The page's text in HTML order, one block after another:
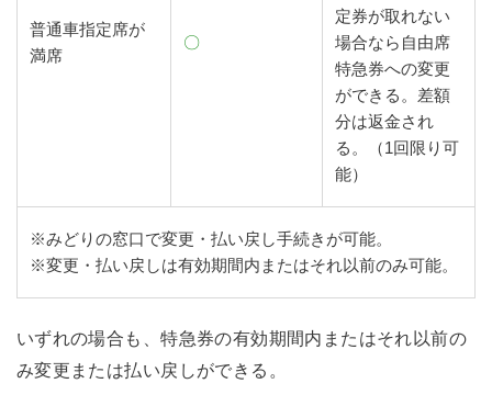
普通車指定席が
満席
〇
定券が取れない
場合なら自由席
特急券への変更
ができる。差額
分は返金され
る。（1回限り可
能）
※みどりの窓口で変更・払い戻し手続きが可能。
※変更・払い戻しは有効期間内またはそれ以前のみ可能。
いずれの場合も、特急券の有効期間内またはそれ以前の
み変更または払い戻しができる。